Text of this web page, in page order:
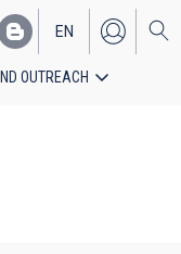
EN
ES
OUTREACH